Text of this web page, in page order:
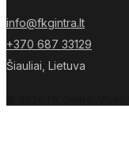
info@fkgintra.lt
+370 687 33129
Šiauliai, Lietuva